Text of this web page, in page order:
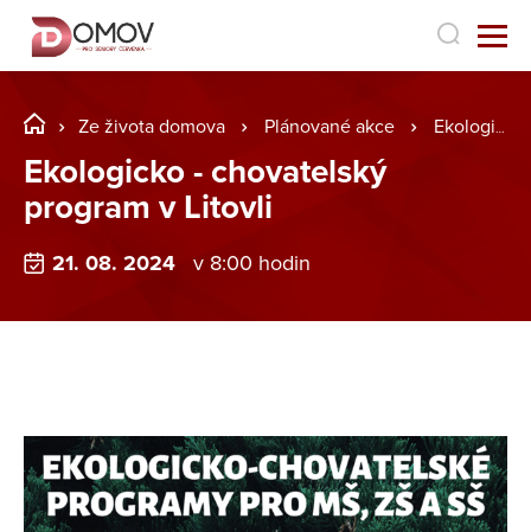
Ze života domova Plánované akce Ekologicko - chovatelský program v Litovli
Ekologicko - chovatelský
program v Litovli
21. 08. 2024 v 8:00 hodin